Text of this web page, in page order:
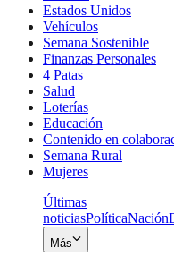
Estados Unidos
Vehículos
Semana Sostenible
Finanzas Personales
4 Patas
Salud
Loterías
Educación
Contenido en
Semana Rural
Mujeres
Últimas
noticiasPolíticaNación
Más